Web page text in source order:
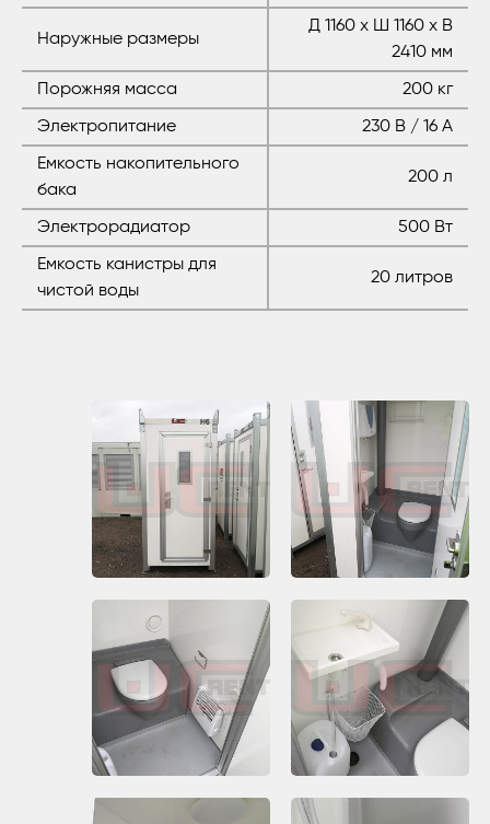
Наружные размеры
Д 1160 x Ш 1160 x В
2410 мм
Порожняя масса 200 кг
Электропитание 230 В / 16 А
Емкость накопительного
бака
200 л
Электрорадиатор 500 Вт
Емкость канистры для
чистой воды
20 литров